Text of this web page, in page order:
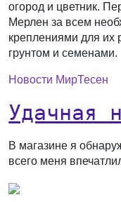
огород и цветник.
Мерлен за всем
креплениями для
грунтом и семенами.
Новости МирТесен
Удачная
В магазине я
всего меня